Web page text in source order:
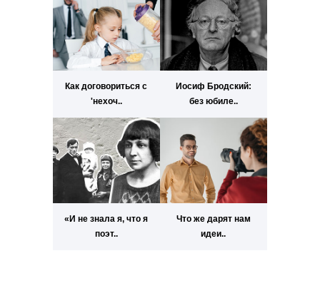
Как договориться с
'нехоч..
Иосиф Бродский:
без юбиле..
«И не знала я, что я
поэт..
Что же дарят нам
идеи..